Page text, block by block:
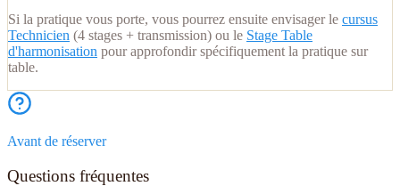
Si la pratique vous porte, vous pourrez ensuite envisager le cursus
Technicien (4 stages + transmission) ou le Stage Table
d'harmonisation pour approfondir spécifiquement la pratique sur
table.
Avant de réserver
Questions fréquentes